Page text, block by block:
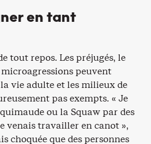
en tant
tout repos. Les préjugés, le
peuvent
vie adulte et les milieux de
pas exempts. « Je
ou la Squaw par des
venais travailler en canot »,
choquée que des personnes